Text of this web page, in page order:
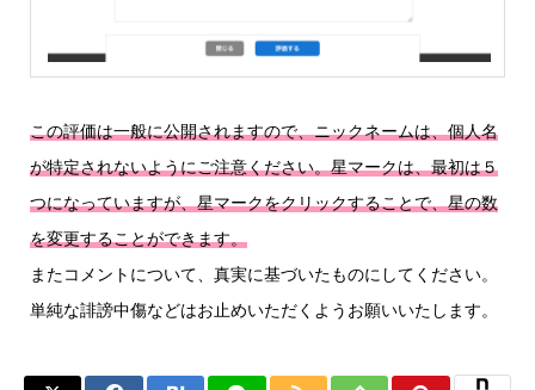
この評価は一般に公開されますので、ニックネームは、個人名
が特定されないようにご注意ください。星マークは、最初は５
つになっていますが、星マークをクリックすることで、星の数
を変更することができます。
またコメントについて、真実に基づいたものにしてください。
単純な誹謗中傷などはお止めいただくようお願いいたします。